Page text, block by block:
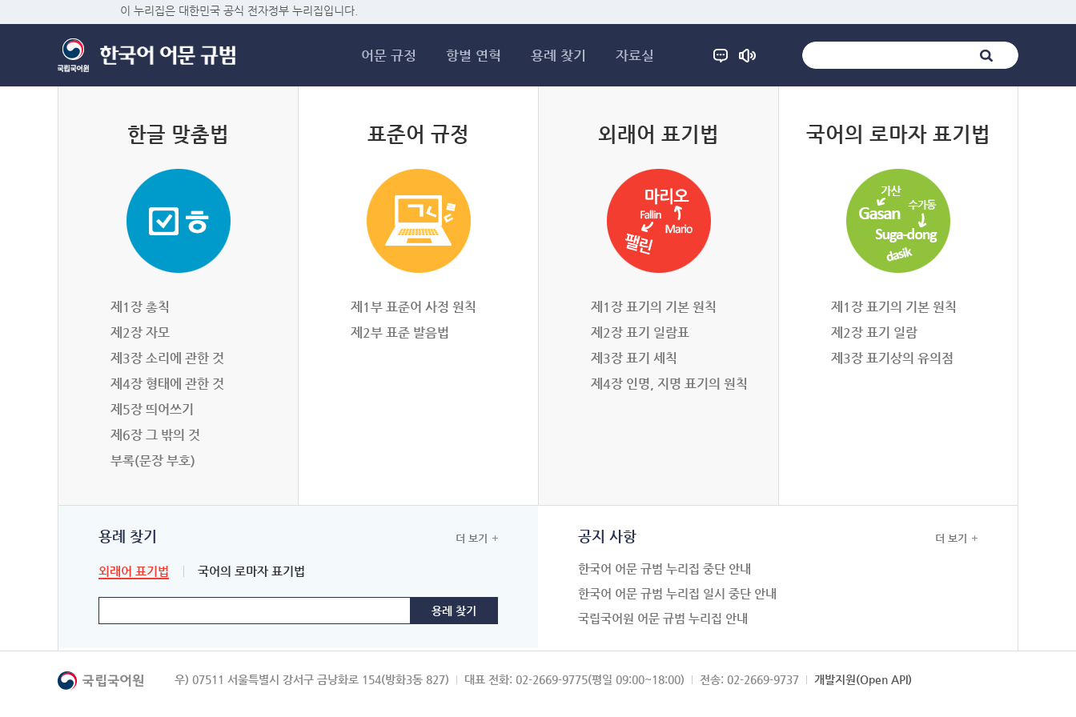
이 누리집은 대한민국 공식 전자정부 누리집입니다.
어문 규정 항별 연혁 용례 찾기 자료실
한글 맞춤법
제1장 총칙
제2장 자모
제3장 소리에 관한 것
제4장 형태에 관한 것
제5장 띄어쓰기
제6장 그 밖의 것
부록(문장 부호)
표준어 규정
제1부 표준어 사정 원칙
제2부 표준 발음법
외래어 표기법
제1장 표기의 기본 원칙
제2장 표기 일람표
제3장 표기 세칙
제4장 인명, 지명 표기의 원칙
국어의 로마자 표기법
제1장 표기의 기본 원칙
제2장 표기 일람
제3장 표기상의 유의점
용례 찾기
외래어 표기법 국어의 로마자 표기법
더 보기 공지 사항
한국어 어문 규범 누리집 중단 안내
한국어 어문 규범 누리집 일시 중단 안내
국립국어원 어문 규범 누리집 안내
더 보기
우) 07511 서울특별시 강서구 금낭화로 154(방화3동 827) 대표 전화: 02-2669-9775(평일 09:00~18:00) 전송: 02-2669-9737 개발지원(Open API)